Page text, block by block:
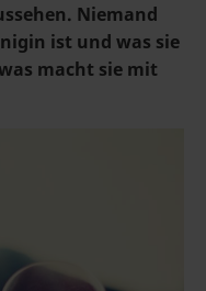
Niemand
ist und was sie
macht sie mit